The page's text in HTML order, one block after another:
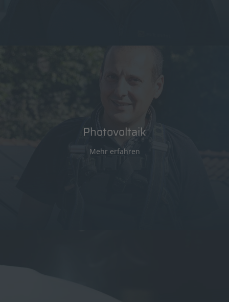
Photovoltaik
Mehr erfahren